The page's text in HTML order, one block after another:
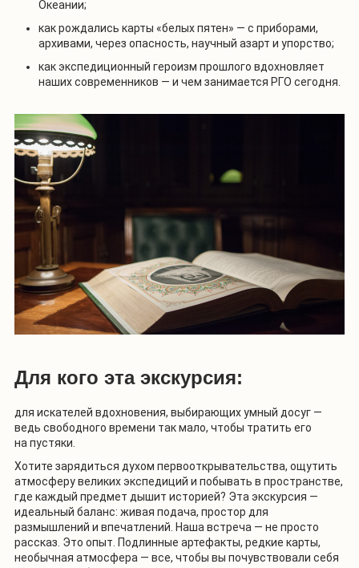
Океании;
как рождались карты «белых пятен» — с приборами,
архивами, через опасность, научный азарт и упорство;
как экспедиционный героизм прошлого вдохновляет
наших современников — и чем занимается РГО сегодня.
Для кого эта экскурсия:
для искателей вдохновения, выбирающих умный досуг —
ведь свободного времени так мало, чтобы тратить его
на пустяки.
Хотите зарядиться духом первооткрывательства, ощутить
атмосферу великих экспедиций и побывать в пространстве,
где каждый предмет дышит историей? Эта экскурсия —
идеальный баланс: живая подача, простор для
размышлений и впечатлений. Наша встреча — не просто
рассказ. Это опыт. Подлинные артефакты, редкие карты,
необычная атмосфера — все, чтобы вы почувствовали себя